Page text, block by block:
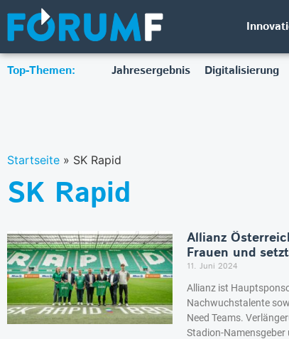
Top-Themen: Jahresergebnis Digitalisierung
Startseite » SK Rapid
SK Rapid
Allianz
Frauen und
11. Juni 2024
Allianz ist
Nachwuchstalente
Need Teams.
Stadion-Namensgeber